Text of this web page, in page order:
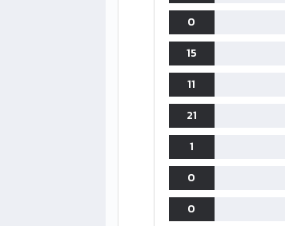
0
15
11
21
1
0
0
Brest